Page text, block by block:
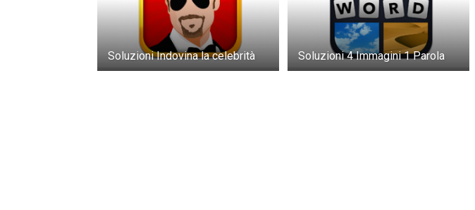
Soluzioni Indovina la celebrità Soluzioni 4 Immagini 1 Parola